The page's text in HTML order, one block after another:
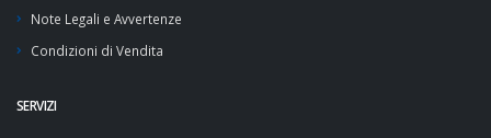
Note Legali e Avvertenze
Condizioni di Vendita
SERVIZI